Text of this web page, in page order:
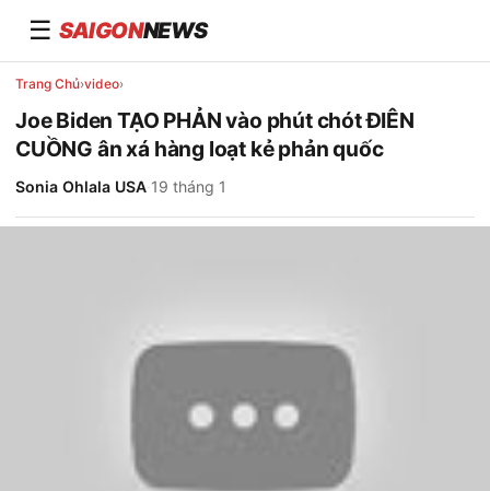
☰ SAIGONNEWS
Trang Chủ›video›
Joe Biden TẠO PHẢN vào phút chót ĐIÊN
CUỒNG ân xá hàng loạt kẻ phản quốc
Sonia Ohlala USA·19 tháng 1